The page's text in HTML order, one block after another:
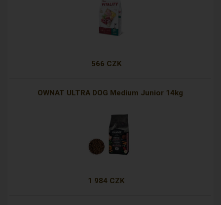
566 CZK
OWNAT ULTRA DOG Medium Junior 14kg
1 984 CZK